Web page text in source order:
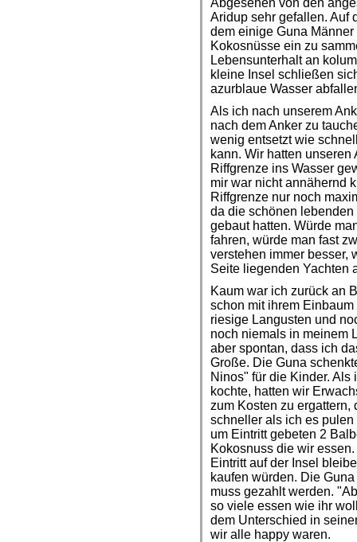
Abgesehen von den
Aridup sehr gefallen. Auf
dem einige Guna
Kokosnüsse ein zu
Lebensunterhalt an
kleine Insel schließen
azurblaue Wasser
Als ich nach unserem
nach dem Anker zu
wenig entsetzt wie
kann. Wir hatten
Riffgrenze ins Wasser
mir war nicht annähernd
Riffgrenze nur noch
da die schönen
gebaut hatten. Würde
fahren, würde man fast
verstehen immer besser,
Seite liegenden Yachten
Kaum war ich zurück an
schon mit ihrem
riesige Langusten und
noch niemals in meinem
aber spontan, dass ich
Große. Die Guna
Ninos" für die Kinder. Als
kochte, hatten wir
zum Kosten zu
schneller als ich es
um Eintritt gebeten 2
Kokosnuss die wir
Eintritt auf der Insel
kaufen würden. Die
muss gezahlt werden.
so viele essen wie ihr
dem Unterschied in
wir alle happy waren.